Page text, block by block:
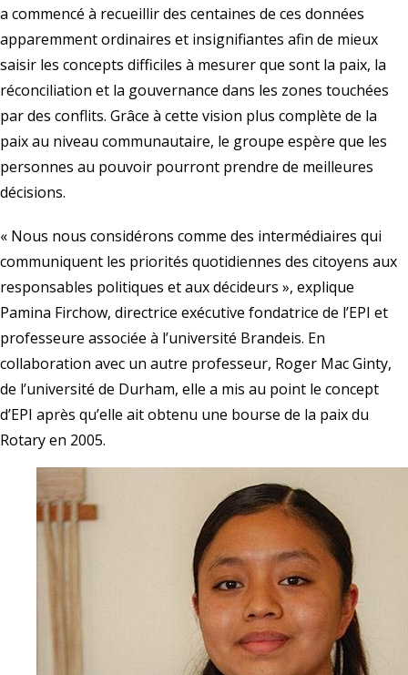
a commencé à recueillir des centaines de ces données
apparemment ordinaires et insignifiantes afin de mieux
saisir les concepts difficiles à mesurer que sont la paix, la
réconciliation et la gouvernance dans les zones touchées
par des conflits. Grâce à cette vision plus complète de la
paix au niveau communautaire, le groupe espère que les
personnes au pouvoir pourront prendre de meilleures
décisions.
« Nous nous considérons comme des intermédiaires qui
communiquent les priorités quotidiennes des citoyens aux
responsables politiques et aux décideurs », explique
Pamina Firchow, directrice exécutive fondatrice de l’EPI et
professeure associée à l’université Brandeis. En
collaboration avec un autre professeur, Roger Mac Ginty,
de l’université de Durham, elle a mis au point le concept
d’EPI après qu’elle ait obtenu une bourse de la paix du
Rotary en 2005.